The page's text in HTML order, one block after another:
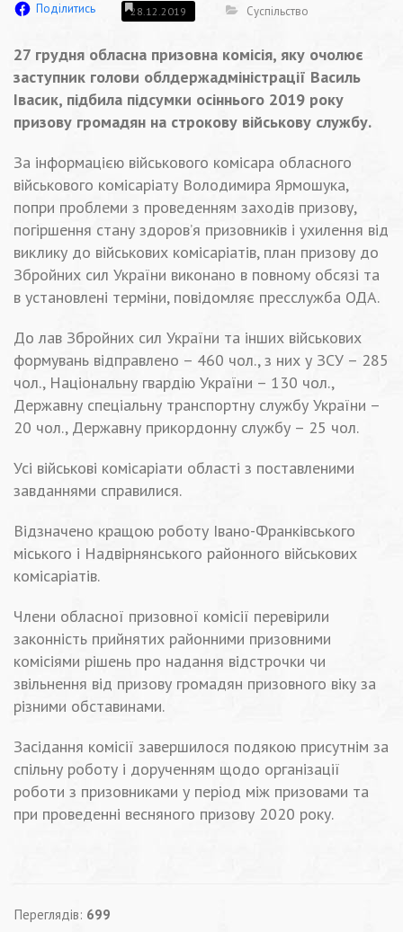
Поділитись 28.12.2019 Суспільство
27 грудня обласна призовна комісія, яку очолює
заступник голови облдержадміністрації Василь
Івасик, підбила підсумки осіннього 2019 року
призову громадян на строкову військову службу.
За інформацією військового комісара обласного
військового комісаріату Володимира Ярмошука,
попри проблеми з проведенням заходів призову,
погіршення стану здоров’я призовників і ухилення від
виклику до військових комісаріатів, план призову до
Збройних сил України виконано в повному обсязі та
в установлені терміни, повідомляє пресслужба ОДА.
До лав Збройних сил України та інших військових
формувань відправлено – 460 чол., з них у ЗСУ – 285
чол., Національну гвардію України – 130 чол.,
Державну спеціальну транспортну службу України –
20 чол., Державну прикордонну службу – 25 чол.
Усі військові комісаріати області з поставленими
завданнями справилися.
Відзначено кращою роботу Івано-Франківського
міського і Надвірнянського районного військових
комісаріатів.
Члени обласної призовної комісії перевірили
законність прийнятих районними призовними
комісіями рішень про надання відстрочки чи
звільнення від призову громадян призовного віку за
різними обставинами.
Засідання комісії завершилося подякою присутнім за
спільну роботу і дорученням щодо організації
роботи з призовниками у період між призовами та
при проведенні весняного призову 2020 року.
Переглядів: 699